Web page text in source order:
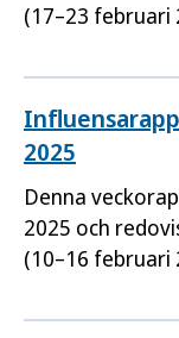
(17–23 februari
2025
Denna
2025 och
(10–16 februari